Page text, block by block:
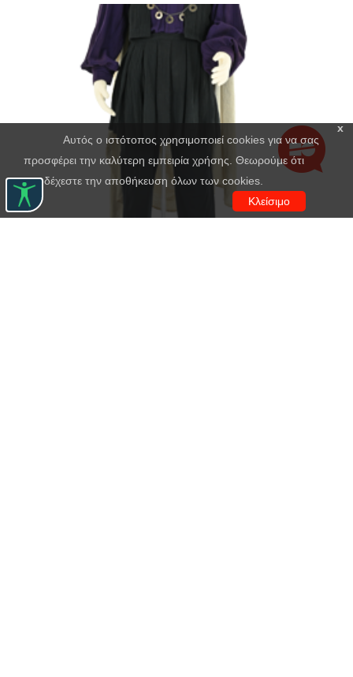
x
Αυτός ο ιστότοπος χρησιμοποιεί cookies για να σας
προσφέρει την καλύτερη εμπειρία χρήσης. Θεωρούμε ότι
αποδέχεστε την αποθήκευση όλων των cookies.
Κλείσιμο